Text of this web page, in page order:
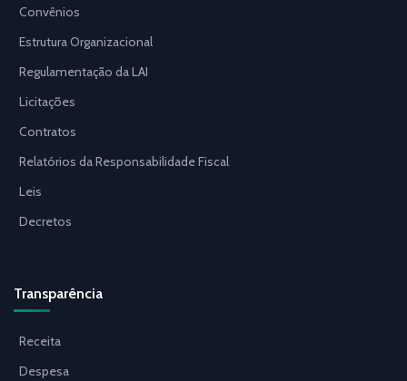
Convênios
Estrutura Organizacional
Regulamentação da LAI
Licitações
Contratos
Relatórios da Responsabilidade Fiscal
Leis
Decretos
Transparência
Receita
Despesa